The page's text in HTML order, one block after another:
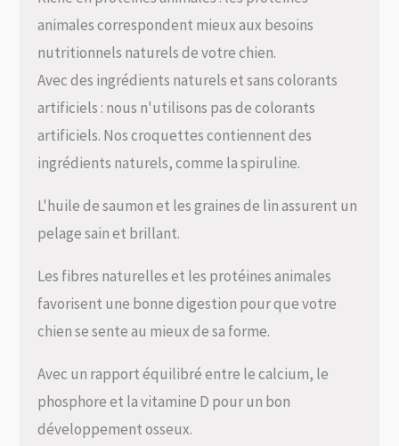
animales correspondent mieux aux besoins
nutritionnels naturels de votre chien.
Avec des ingrédients naturels et sans colorants
artificiels : nous n'utilisons pas de colorants
artificiels. Nos croquettes contiennent des
ingrédients naturels, comme la spiruline.
L'huile de saumon et les graines de lin assurent un
pelage sain et brillant.
Les fibres naturelles et les protéines animales
favorisent une bonne digestion pour que votre
chien se sente au mieux de sa forme.
Avec un rapport équilibré entre le calcium, le
phosphore et la vitamine D pour un bon
développement osseux.